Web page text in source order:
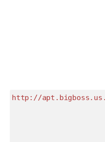
http://